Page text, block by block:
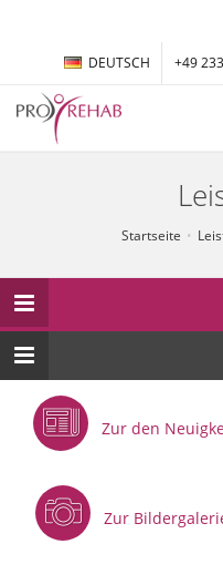
DEUTSCH +49
Startseite
Zur den
Zur